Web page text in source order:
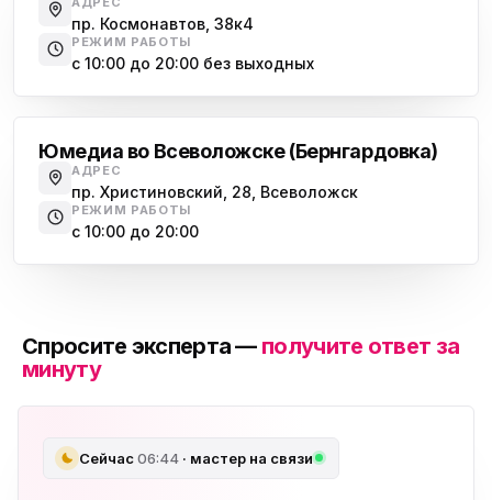
пр. Космонавтов, 38к4
РЕЖИМ РАБОТЫ
с 10:00 до 20:00 без выходных
Юмедиа во Всеволожске (Бернгардовка)
АДРЕС
пр. Христиновский, 28, Всеволожск
РЕЖИМ РАБОТЫ
с 10:00 до 20:00
Спросите эксперта — получите ответ за
минуту
Сейчас06:44 · мастер на связи